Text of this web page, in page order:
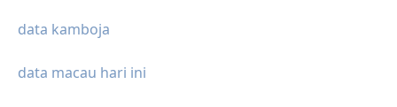
data kamboja
data macau hari ini